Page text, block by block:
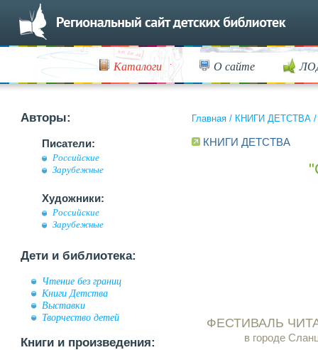
Каталоги О сайте
Авторы:
Писатели:
Российские
Зарубежные
Художники:
Российские
Зарубежные
Дети и библиотека:
Чтение без границ
Книги Детства
Выставки
Творчество детей
Книги и произведения:
Главная / КНИГИ ДЕТСТВА
КНИГИ ДЕТСТВА
ФЕСТИВАЛЬ
в городе